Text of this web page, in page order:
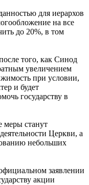
для иерархов
на все
до 20%, в том
того, как Синод
увеличением
при условии,
и будет
государству в
меры станут
Церкви, а
небольших
заявлении
акции